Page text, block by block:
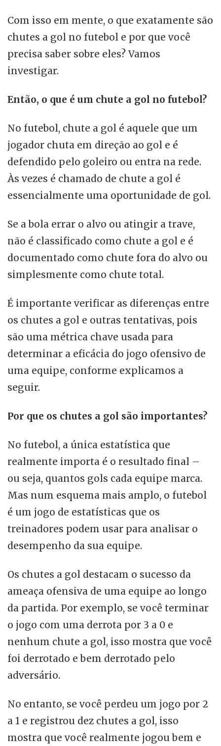
Com isso em mente, o que exatamente são
chutes a gol no futebol e por que você
precisa saber sobre eles? Vamos
investigar.
Então, o que é um chute a gol no futebol?
No futebol, chute a gol é aquele que um
jogador chuta em direção ao gol e é
defendido pelo goleiro ou entra na rede.
Às vezes é chamado de chute a gol é
essencialmente uma oportunidade de gol.
Se a bola errar o alvo ou atingir a trave,
não é classificado como chute a gol e é
documentado como chute fora do alvo ou
simplesmente como chute total.
É importante verificar as diferenças entre
os chutes a gol e outras tentativas, pois
são uma métrica chave usada para
determinar a eficácia do jogo ofensivo de
uma equipe, conforme explicamos a
seguir.
Por que os chutes a gol são importantes?
No futebol, a única estatística que
realmente importa é o resultado final –
ou seja, quantos gols cada equipe marca.
Mas num esquema mais amplo, o futebol
é um jogo de estatísticas que os
treinadores podem usar para analisar o
desempenho da sua equipe.
Os chutes a gol destacam o sucesso da
ameaça ofensiva de uma equipe ao longo
da partida. Por exemplo, se você terminar
o jogo com uma derrota por 3 a 0 e
nenhum chute a gol, isso mostra que você
foi derrotado e bem derrotado pelo
adversário.
No entanto, se você perdeu um jogo por 2
a 1 e registrou dez chutes a gol, isso
mostra que você realmente jogou bem e